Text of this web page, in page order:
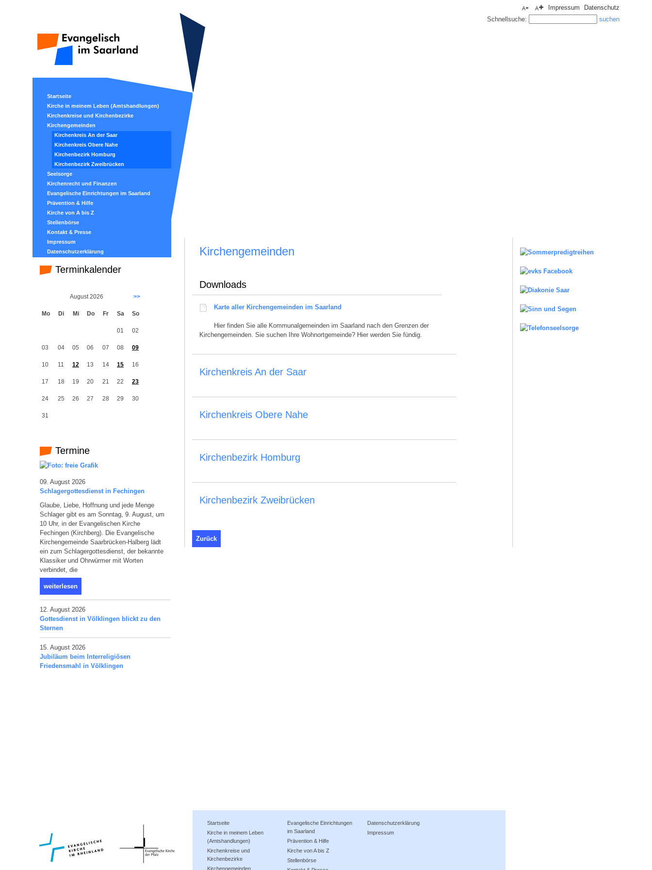
Impressum
Datenschutz
Schnellsuche:
Startseite
Kirche in meinem Leben (Amtshandlungen)
Kirchenkreise und Kirchenbezirke
Kirchengemeinden
Kirchenkreis An der Saar
Kirchenkreis Obere Nahe
Kirchenbezirk Homburg
Kirchenbezirk Zweibrücken
Seelsorge
Kirchenrecht und Finanzen
Evangelische Einrichtungen im Saarland
Prävention & Hilfe
Kirche von A bis Z
Stellenbörse
Kontakt & Presse
Impressum
Datenschutzerklärung
Terminkalender
August 2026 >>
Mo Di Mi Do Fr Sa So
01 02
03 04 05 06 07 08 09
10 11 12 13 14 15 16
17 18 19 20 21 22 23
24 25 26 27 28 29 30
31
Termine
09. August 2026
Schlagergottesdienst in Fechingen
Glaube, Liebe, Hoffnung und jede Menge
Schlager gibt es am Sonntag, 9. August, um
10 Uhr, in der Evangelischen Kirche
Fechingen (Kirchberg). Die Evangelische
Kirchengemeinde Saarbrücken-Halberg lädt
ein zum Schlagergottesdienst, der bekannte
Klassiker und Ohrwürmer mit Worten
verbindet, die
weiterlesen
12. August 2026
Gottesdienst in Völklingen blickt zu den
Sternen
15. August 2026
Jubiläum beim Interreligiösen
Friedensmahl in Völklingen
Kirchengemeinden
Downloads
Karte aller Kirchengemeinden im Saarland
Hier finden Sie alle Kommunalgemeinden im Saarland nach den Grenzen der
Kirchengemeinden. Sie suchen Ihre Wohnortgemeinde? Hier werden Sie fündig.
Kirchenkreis An der Saar
Kirchenkreis Obere Nahe
Kirchenbezirk Homburg
Kirchenbezirk Zweibrücken
Zurück
Startseite
Kirche in meinem Leben
(Amtshandlungen)
Kirchenkreise und
Kirchenbezirke
Kirchengemeinden
Evangelische Einrichtungen
im Saarland
Prävention & Hilfe
Kirche von A bis Z
Stellenbörse
Datenschutzerklärung
Impressum